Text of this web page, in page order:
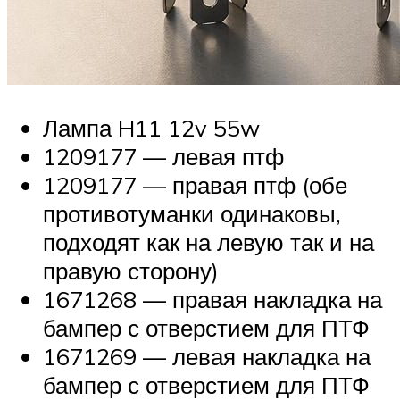
Лампа H11 12v 55w
1209177 — левая птф
1209177 — правая птф (обе
противотуманки одинаковы,
подходят как на левую так и на
правую сторону)
1671268 — правая накладка на
бампер с отверстием для ПТФ
1671269 — левая накладка на
бампер с отверстием для ПТФ